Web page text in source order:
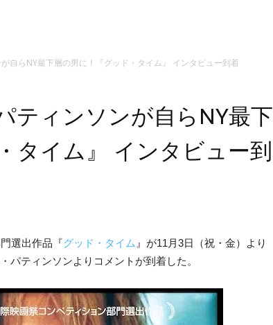
自らNY最下層の男に！『グッド・タイム』 インタビュー到着
ティンソンが自らNY最下
タイム』 インタビュー到
選出作品『グッド・タイム 』が11月3日（祝・金）より
パティンソンよりコメントが到着した。